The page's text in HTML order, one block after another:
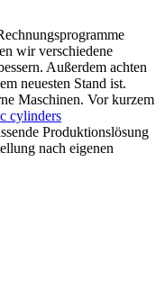
wir verschiedene
Außerdem achten
neuesten Stand ist.
Maschinen. Vor kurzem
cylinders
Produktionslösung
nach eigenen